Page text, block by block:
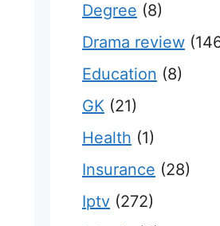
Degree (8)
Drama review
Education (8)
GK (21)
Health (1)
Insurance (28)
Iptv (272)